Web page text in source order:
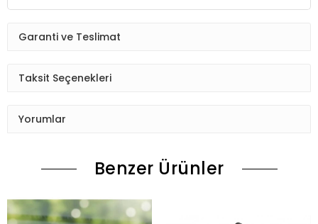
Garanti ve Teslimat
Taksit Seçenekleri
Yorumlar
Benzer Ürünler